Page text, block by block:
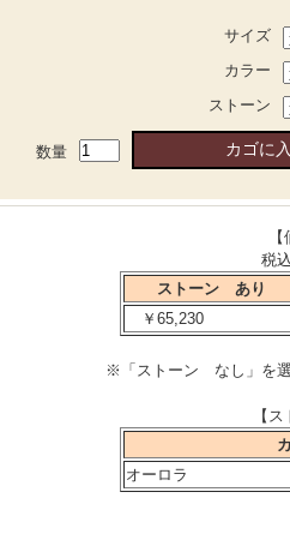
サイズ
カラー
ストーン
数量
税
ストーン あり
￥65,230
※「ストーン なし」を選
【
オーロラ